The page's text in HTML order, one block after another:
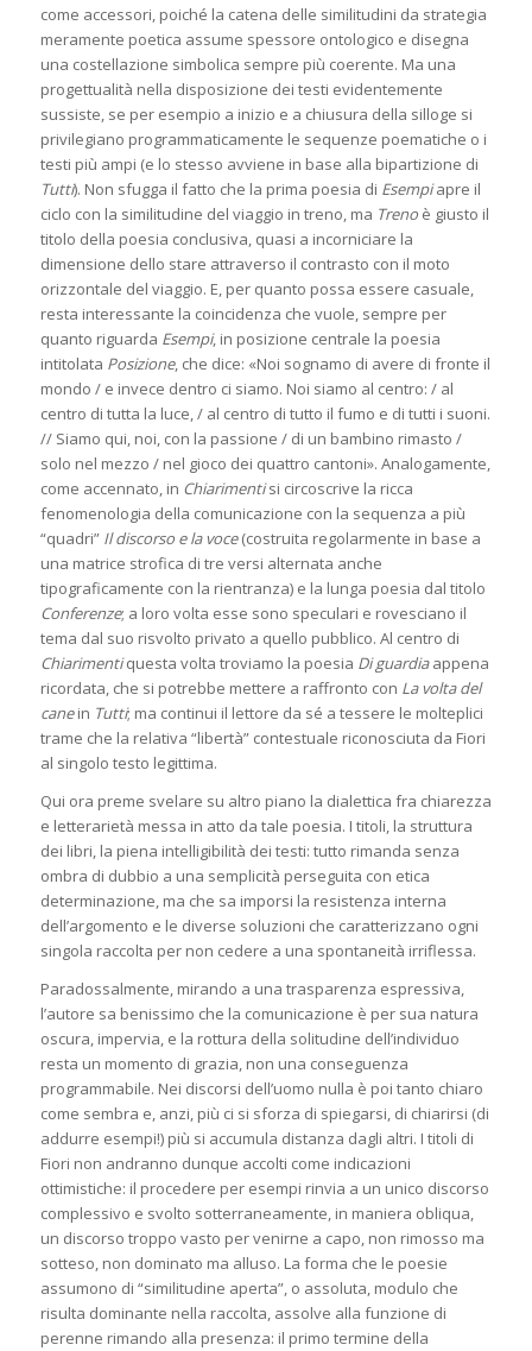
come accessori, poiché la catena delle similitudini da strategia
meramente poetica assume spessore ontologico e disegna
una costellazione simbolica sempre più coerente. Ma una
progettualità nella disposizione dei testi evidentemente
sussiste, se per esempio a inizio e a chiusura della silloge si
privilegiano programmaticamente le sequenze poematiche o i
testi più ampi (e lo stesso avviene in base alla bipartizione di
Tutti). Non sfugga il fatto che la prima poesia di Esempiapre il
ciclo con la similitudine del viaggio in treno, ma Trenoè giusto il
titolo della poesia conclusiva, quasi a incorniciare la
dimensione dello stare attraverso il contrasto con il moto
orizzontale del viaggio. E, per quanto possa essere casuale,
resta interessante la coincidenza che vuole, sempre per
quanto riguarda Esempi, in posizione centrale la poesia
intitolata Posizione, che dice: «Noi sognamo di avere di fronte il
mondo / e invece dentro ci siamo. Noi siamo al centro: / al
centro di tutta la luce, / al centro di tutto il fumo e di tutti i suoni.
// Siamo qui, noi, con la passione / di un bambino rimasto /
solo nel mezzo / nel gioco dei quattro cantoni». Analogamente,
come accennato, in Chiarimentisi circoscrive la ricca
fenomenologia della comunicazione con la sequenza a più
“quadri” Il discorso e la voce(costruita regolarmente in base a
una matrice strofica di tre versi alternata anche
tipograficamente con la rientranza) e la lunga poesia dal titolo
Conferenze; a loro volta esse sono speculari e rovesciano il
tema dal suo risvolto privato a quello pubblico. Al centro di
Chiarimentiquesta volta troviamo la poesia Di guardiaappena
ricordata, che si potrebbe mettere a raffronto con La volta del
canein Tutti; ma continui il lettore da sé a tessere le molteplici
trame che la relativa “libertà” contestuale riconosciuta da Fiori
al singolo testo legittima.
Qui ora preme svelare su altro piano la dialettica fra chiarezza
e letterarietà messa in atto da tale poesia. I titoli, la struttura
dei libri, la piena intelligibilità dei testi: tutto rimanda senza
ombra di dubbio a una semplicità perseguita con etica
determinazione, ma che sa imporsi la resistenza interna
dell’argomento e le diverse soluzioni che caratterizzano ogni
singola raccolta per non cedere a una spontaneità irriflessa.
Paradossalmente, mirando a una trasparenza espressiva,
l’autore sa benissimo che la comunicazione è per sua natura
oscura, impervia, e la rottura della solitudine dell’individuo
resta un momento di grazia, non una conseguenza
programmabile. Nei discorsi dell’uomo nulla è poi tanto chiaro
come sembra e, anzi, più ci si sforza di spiegarsi, di chiarirsi (di
addurre esempi!) più si accumula distanza dagli altri. I titoli di
Fiori non andranno dunque accolti come indicazioni
ottimistiche: il procedere per esempi rinvia a un unico discorso
complessivo e svolto sotterraneamente, in maniera obliqua,
un discorso troppo vasto per venirne a capo, non rimosso ma
sotteso, non dominato ma alluso. La forma che le poesie
assumono di “similitudine aperta”, o assoluta, modulo che
risulta dominante nella raccolta, assolve alla funzione di
perenne rimando alla presenza: il primo termine della